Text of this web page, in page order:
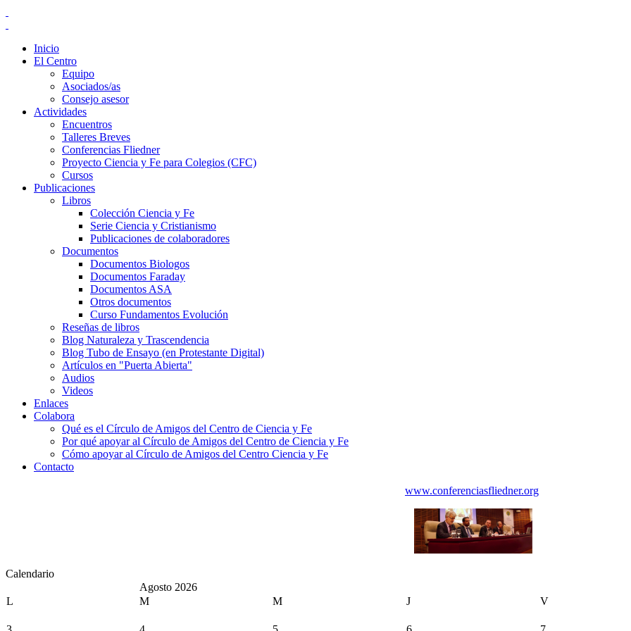
Inicio
El Centro
Equipo
Asociados/as
Consejo asesor
Actividades
Encuentros
Talleres Breves
Conferencias Fliedner
Proyecto Ciencia y Fe para Colegios (CFC)
Cursos
Publicaciones
Libros
Colección Ciencia y Fe
Serie Ciencia y Cristianismo
Publicaciones de colaboradores
Documentos
Documentos Biologos
Documentos Faraday
Documentos ASA
Otros documentos
Curso Fundamentos Evolución
Reseñas de libros
Blog Naturaleza y Trascendencia
Blog Tubo de Ensayo (en Protestante Digital)
Artículos en "Puerta Abierta"
Audios
Videos
Enlaces
Colabora
Qué es el Círculo de Amigos del Centro de Ciencia y Fe
Por qué apoyar al Círculo de Amigos del Centro de Ciencia y Fe
Cómo apoyar al Círculo de Amigos del Centro Ciencia y Fe
Contacto
www.conferenciasfliedner.org
Calendario
Agosto 2026
L
M M J V